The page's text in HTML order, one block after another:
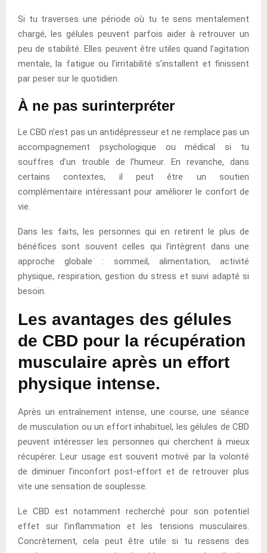
Si tu traverses une période où tu te sens mentalement
chargé, les gélules peuvent parfois aider à retrouver un
peu de stabilité. Elles peuvent être utiles quand l’agitation
mentale, la fatigue ou l’irritabilité s’installent et finissent
par peser sur le quotidien.
À ne pas surinterpréter
Le CBD n’est pas un antidépresseur et ne remplace pas un
accompagnement psychologique ou médical si tu
souffres d’un trouble de l’humeur. En revanche, dans
certains contextes, il peut être un soutien
complémentaire intéressant pour améliorer le confort de
vie.
Dans les faits, les personnes qui en retirent le plus de
bénéfices sont souvent celles qui l’intègrent dans une
approche globale : sommeil, alimentation, activité
physique, respiration, gestion du stress et suivi adapté si
besoin.
Les avantages des gélules
de CBD pour la récupération
musculaire après un effort
physique intense.
Après un entraînement intense, une course, une séance
de musculation ou un effort inhabituel, les gélules de CBD
peuvent intéresser les personnes qui cherchent à mieux
récupérer. Leur usage est souvent motivé par la volonté
de diminuer l’inconfort post-effort et de retrouver plus
vite une sensation de souplesse.
Le CBD est notamment recherché pour son potentiel
effet sur l’inflammation et les tensions musculaires.
Concrètement, cela peut être utile si tu ressens des